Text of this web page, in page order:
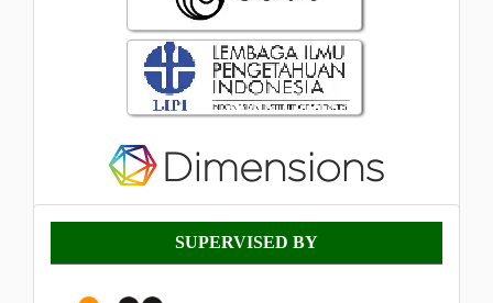
Supervised
By
SUPERVISED BY